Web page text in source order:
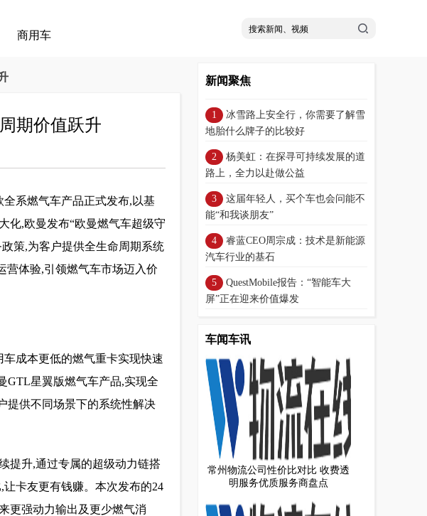
商用车
期价值跃升
系燃气车产品正式发布,以基
化,欧曼发布“欧曼燃气车超级守
策,为客户提供全生命周期系统
营体验,引领燃气车市场迈入价
成本更低的燃气重卡实现快速
GTL星翼版燃气车产品,实现全
提供不同场景下的系统性解决
提升,通过专属的超级动力链搭
卡友更有钱赚。本次发布的24
更强动力输出及更少燃气消
新闻聚焦
冰雪路上安全行，你需要了解雪
地胎什么牌子的比较好
杨美虹：在探寻可持续发展的道
路上，全力以赴做公益
这届年轻人，买个车也会问能不
能“和我谈朋友”
睿蓝CEO周宗成：技术是新能源
汽车行业的基石
​QuestMobile报告：“智能车大
屏”正在迎来价值爆发
车闻车讯
常州物流公司性价比对比 收费透
明服务优质服务商盘点